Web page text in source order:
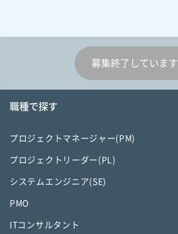
募集終了しています
職種で探す
プロジェクトマネージャー(PM)
プロジェクトリーダー(PL)
システムエンジニア(SE)
PMO
ITコンサルタント